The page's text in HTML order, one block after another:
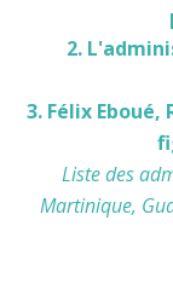
2.
3. Félix
Liste des
Martinique,